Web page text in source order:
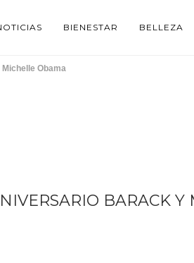
BIENESTAR BELLEZA
Obama
BARACK Y